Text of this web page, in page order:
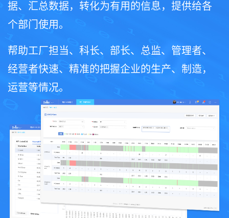
据、汇总数据，转化为有用的信息，提供给各
个部门使用。
帮助工厂担当、科长、部长、总监、管理者、
经营者快速、精准的把握企业的生产、制造，
运营等情况。